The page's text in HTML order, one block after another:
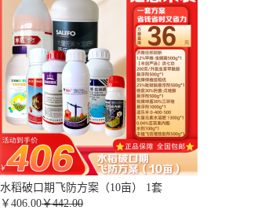
水稻破口期飞防方案（10亩） 1套
￥ 406.00￥442.00